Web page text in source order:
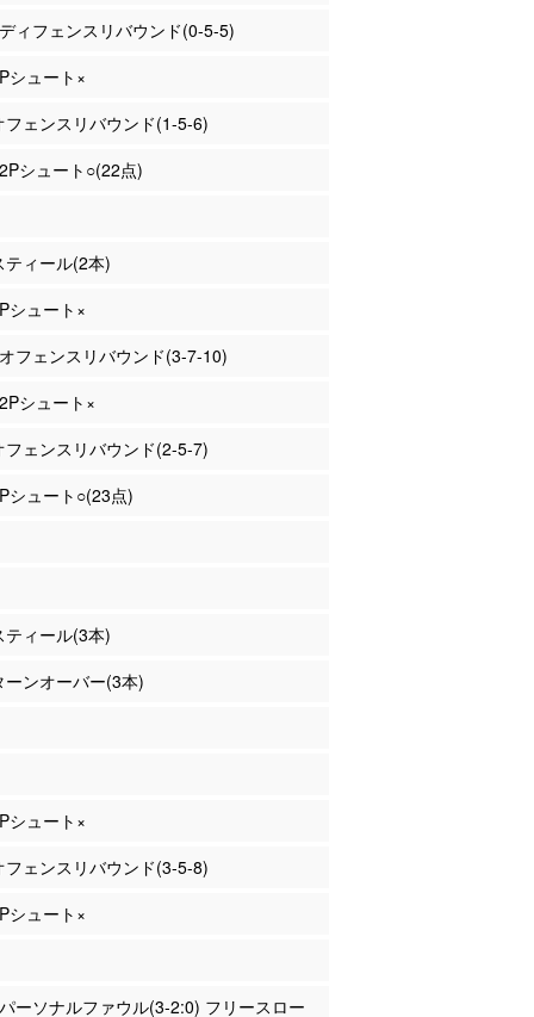
ィフェンスリバウンド(0-5-5)
シュート×
フェンスリバウンド(1-5-6)
シュート○(22点)
ィール(2本)
シュート×
フェンスリバウンド(3-7-10)
シュート×
フェンスリバウンド(2-5-7)
シュート○(23点)
ィール(3本)
ンオーバー(3本)
シュート×
フェンスリバウンド(3-5-8)
シュート×
ーソナルファウル(3-2:0) フリースロー